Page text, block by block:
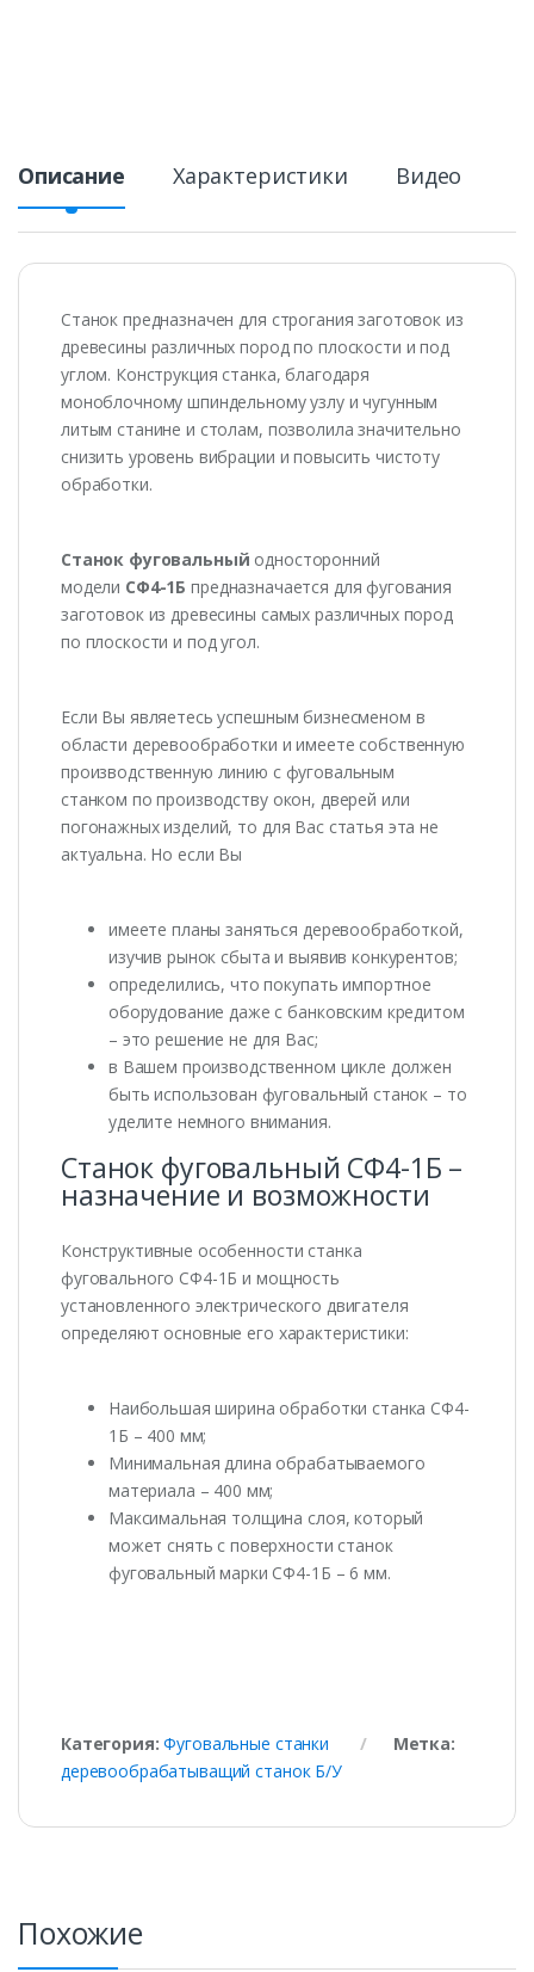
Описание Характеристики Видео
Станок предназначен для строгания заготовок из
древесины различных пород по плоскости и под
углом. Конструкция станка, благодаря
моноблочному шпиндельному узлу и чугунным
литым станине и столам, позволила значительно
снизить уровень вибрации и повысить чистоту
обработки.
Станок фуговальный односторонний
модели СФ4-1Б предназначается для фугования
заготовок из древесины самых различных пород
по плоскости и под угол.
Если Вы являетесь успешным бизнесменом в
области деревообработки и имеете собственную
производственную линию с фуговальным
станком по производству окон, дверей или
погонажных изделий, то для Вас статья эта не
актуальна. Но если Вы
имеете планы заняться деревообработкой,
изучив рынок сбыта и выявив конкурентов;
определились, что покупать импортное
оборудование даже с банковским кредитом
– это решение не для Вас;
в Вашем производственном цикле должен
быть использован фуговальный станок – то
уделите немного внимания.
Станок фуговальный СФ4-1Б –
назначение и возможности
Конструктивные особенности станка
фуговального СФ4-1Б и мощность
установленного электрического двигателя
определяют основные его характеристики:
Наибольшая ширина обработки станка СФ4-
1Б – 400 мм;
Минимальная длина обрабатываемого
материала – 400 мм;
Максимальная толщина слоя, который
может снять с поверхности станок
фуговальный марки СФ4-1Б – 6 мм.
Категория:Фуговальные станки
Метка:
деревообрабатыващий станок Б/У
Похожие